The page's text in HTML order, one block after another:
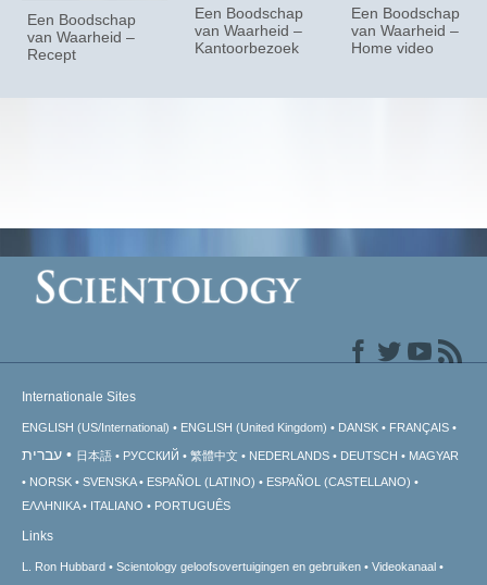
Een Boodschap
van Waarheid –
Recept
Een Boodschap
van Waarheid –
Kantoorbezoek
Een Boodschap
van Waarheid –
Home video
Internationale Sites
ENGLISH (US/International) ENGLISH (United Kingdom) DANSK FRANÇAIS
עברית 日本語 РУССКИЙ 繁體中文 NEDERLANDS DEUTSCH
MAGYAR
NORSK
SVENSKA ESPAÑOL (LATINO)
ESPAÑOL (CASTELLANO)
ΕΛΛΗΝΙΚA
ITALIANO PORTUGUÊS
Links
L. Ron Hubbard Scientology geloofsovertuigingen en gebruiken
Videokanaal